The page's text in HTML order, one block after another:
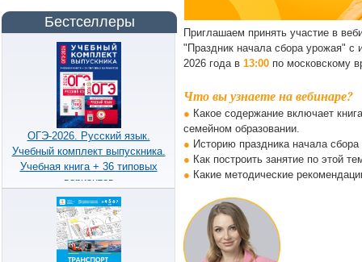
Бестселлеры
ОГЭ-2026. Русский язык.
Учебный комплект выпускника.
Учебная книга + 36 типовых
вариантов
Приглашаем принять участие в
"Праздник начала сбора урожая" с
2026 года в 13:00 по московскому
Что вы узнаете на вебинаре?
● Какое содержание включает
семейном образовании.
● Историю праздника начала
● Как построить занятие по этой
● Какие методические